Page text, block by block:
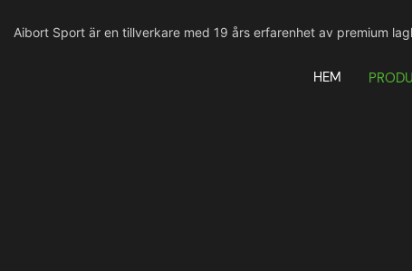
Aibort Sport är en tillverkare med 19 års erfarenhet av premium
HEM